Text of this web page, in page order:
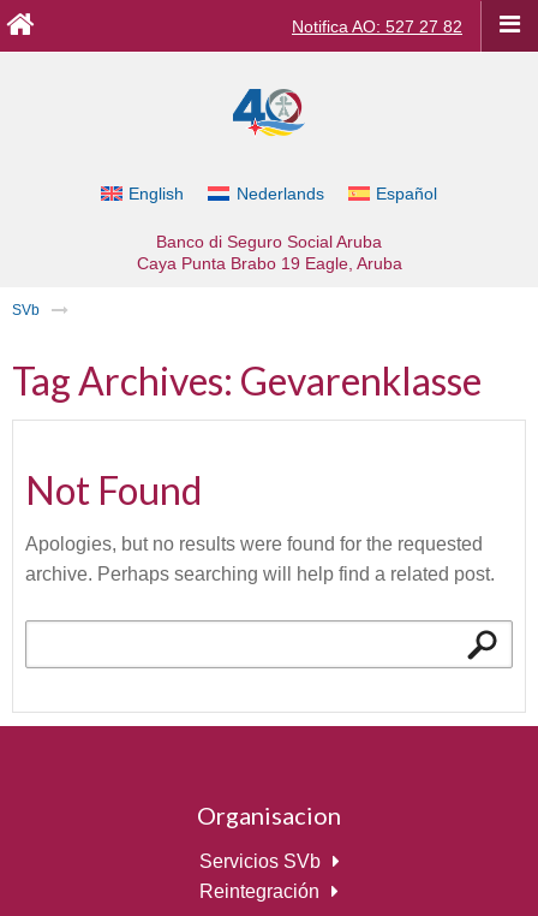
Notifica AO: 527 27 82
English Nederlands Español
Banco di Seguro Social Aruba
Caya Punta Brabo 19 Eagle, Aruba
SVb
Tag Archives: Gevarenklasse
Not Found
Apologies, but no results were found for the requested
archive. Perhaps searching will help find a related post.
Organisacion
Servicios SVb
Reintegración